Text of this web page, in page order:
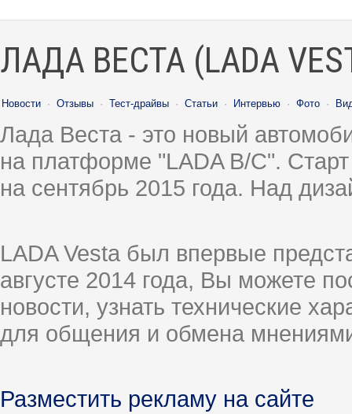
ЛАДА ВЕСТА (LADA
Новости · Отзывы · Тест-драйвы · Статьи · Интервью · Фото ·
Лада Веста - это новый
на платформе "LADA B/C".
на сентябрь 2015 года. Над
LADA Vesta был впервые
августе 2014 года, Вы можете
новости, узнать технические
для общения и обмена
Разместить рекламу на сайте